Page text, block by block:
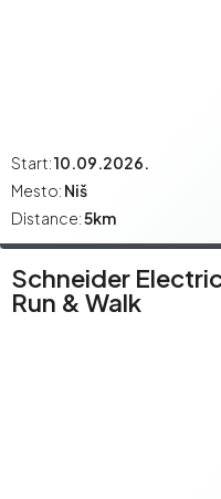
Start:10.09.2026.
Mesto: Niš
Distance:5km
Schneider
Run & Walk